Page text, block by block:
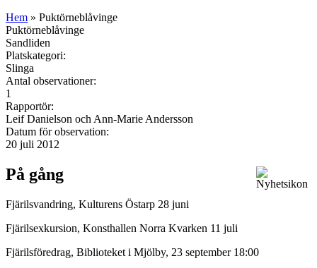
Hem » Puktörneblåvinge
Puktörneblåvinge
Sandliden
Platskategori:
Slinga
Antal observationer:
1
Rapportör:
Leif Danielson och Ann-Marie Andersson
Datum för observation:
20 juli 2012
På gång
Fjärilsvandring, Kulturens Östarp 28 juni
Fjärilsexkursion, Konsthallen Norra Kvarken 11 juli
Fjärilsföredrag, Biblioteket i Mjölby, 23 september 18:00